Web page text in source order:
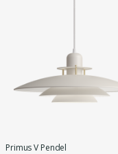
Primus V Pendel